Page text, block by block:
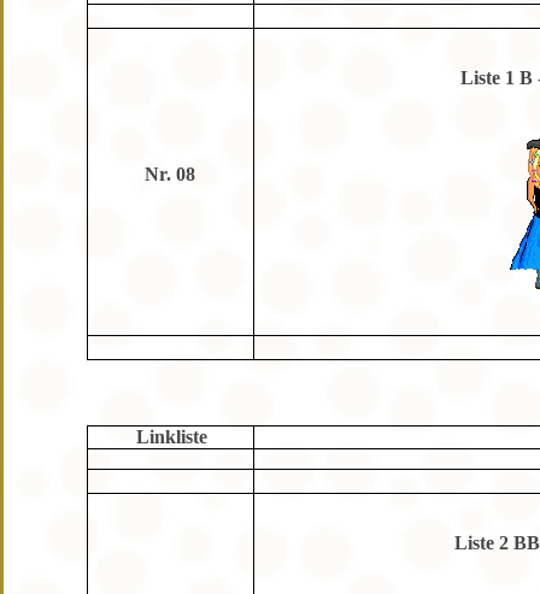
Nr. 08
Liste 1 B
Linkliste
Liste 2